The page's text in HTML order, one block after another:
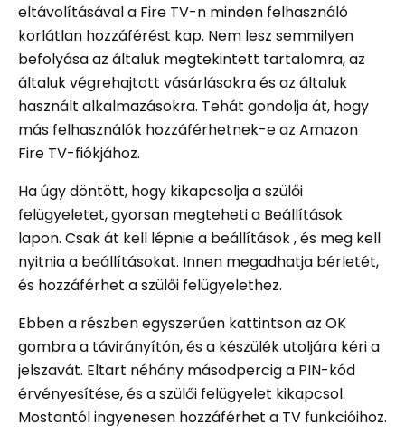
eltávolításával a Fire TV-n minden felhasználó
korlátlan hozzáférést kap. Nem lesz semmilyen
befolyása az általuk megtekintett tartalomra, az
általuk végrehajtott vásárlásokra és az általuk
használt alkalmazásokra. Tehát gondolja át, hogy
más felhasználók hozzáférhetnek-e az Amazon
Fire TV-fiókjához.
Ha úgy döntött, hogy kikapcsolja a szülői
felügyeletet, gyorsan megteheti a Beállítások
lapon. Csak át kell lépnie a beállítások , és meg kell
nyitnia a beállításokat. Innen megadhatja bérletét,
és hozzáférhet a szülői felügyelethez.
Ebben a részben egyszerűen kattintson az OK
gombra a távirányítón, és a készülék utoljára kéri a
jelszavát. Eltart néhány másodpercig a PIN-kód
érvényesítése, és a szülői felügyelet kikapcsol.
Mostantól ingyenesen hozzáférhet a TV funkcióihoz.